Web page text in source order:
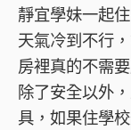
靜宜學妹一起
天氣冷到不行
房裡真的不需
除了安全以外
具，如果住學